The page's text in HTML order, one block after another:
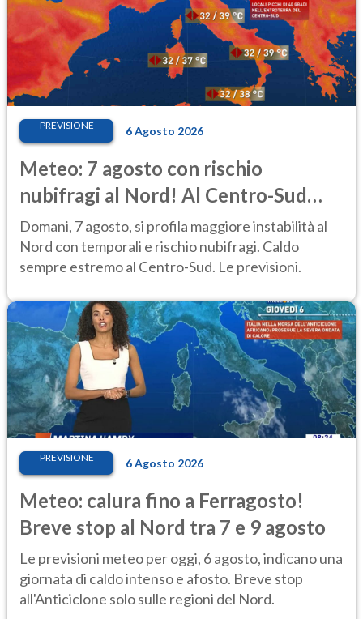
PREVISIONE 6 Agosto 2026
Meteo: 7 agosto con rischio
nubifragi al Nord! Al Centro-Sud
caldo estremo
Domani, 7 agosto, si profila maggiore instabilità al
Nord con temporali e rischio nubifragi. Caldo
sempre estremo al Centro-Sud. Le previsioni.
PREVISIONE 6 Agosto 2026
Meteo: calura fino a Ferragosto!
Breve stop al Nord tra 7 e 9 agosto
Le previsioni meteo per oggi, 6 agosto, indicano una
giornata di caldo intenso e afosto. Breve stop
all'Anticiclone solo sulle regioni del Nord.